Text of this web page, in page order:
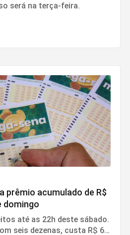
será na terça-feira.
prêmio acumulado de R$
domingo
até as 22h deste sábado.
seis dezenas, custa R$ 6.